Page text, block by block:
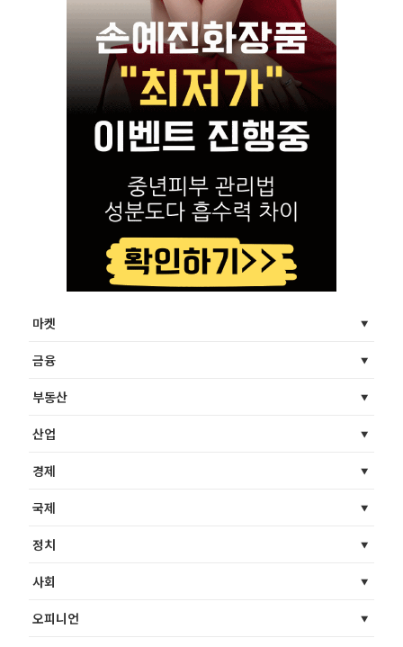
마켓
금융
부동산
산업
경제
국제
정치
사회
오피니언